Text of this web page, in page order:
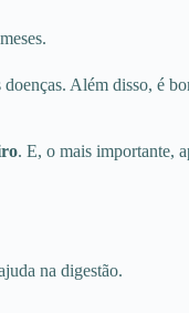
Além disso, é
. E, o mais importante,
na digestão.